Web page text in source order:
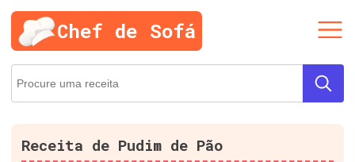
Chef de Sofá
Receita de Pudim de Pão